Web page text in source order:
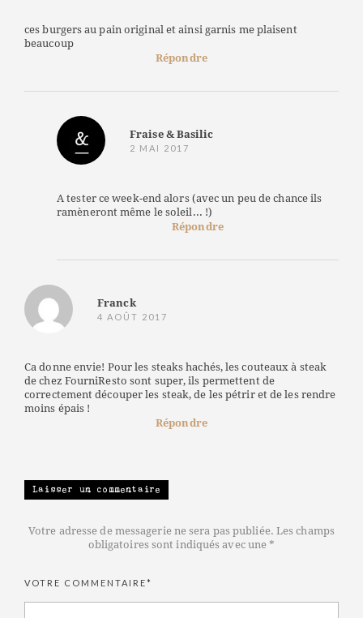
ces burgers au pain original et ainsi garnis me plaisent
beaucoup
Répondre
Fraise & Basilic
2 MAI 2017
A tester ce week-end alors (avec un peu de chance ils
ramèneront même le soleil... !)
Répondre
Franck
4 AOÛT 2017
Ca donne envie! Pour les steaks hachés, les couteaux à steak
de chez FourniResto sont super, ils permettent de
correctement découper les steak, de les pétrir et de les rendre
moins épais !
Répondre
Laisser un commentaire
Votre adresse de messagerie ne sera pas publiée. Les champs
obligatoires sont indiqués avec une *
VOTRE COMMENTAIRE*